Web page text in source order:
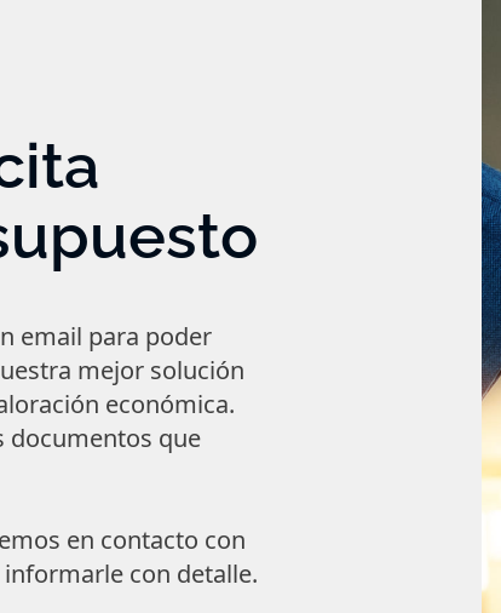
email para poder
mejor solución
económica.
documentos que
en contacto con
con detalle.